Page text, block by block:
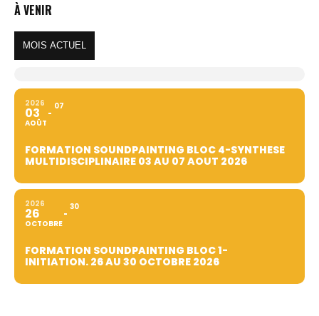
À VENIR
MOIS ACTUEL
2026
03
AOÛT
07
FORMATION SOUNDPAINTING BLOC 4-SYNTHESE
MULTIDISCIPLINAIRE 03 AU 07 AOUT 2026
2026
26
OCTOBRE
30
FORMATION SOUNDPAINTING BLOC 1-
INITIATION. 26 AU 30 OCTOBRE 2026